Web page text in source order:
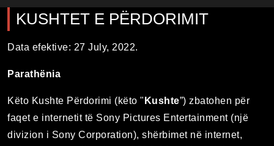
KUSHTET E PËRDORIMIT
Data efektive: 27 July, 2022.
Parathënia
Këto Kushte Përdorimi (këto " Kushte”) zbatohen për
faqet e internetit të Sony Pictures Entertainment (një
divizion i Sony Corporation), shërbimet në internet,